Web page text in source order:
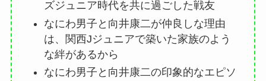
ズジュニア時代を共に過ごした戦友
なにわ男子と向井康二が仲良しな理由
は、関西Jジュニアで築いた家族のよう
な絆があるから
なにわ男子と向井康二の印象的なエピソ